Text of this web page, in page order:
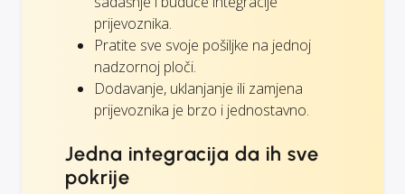
prijevoznika.
Pratite sve svoje pošiljke na jednoj
nadzornoj ploči.
Dodavanje, uklanjanje ili zamjena
prijevoznika je brzo i jednostavno.
Jedna integracija da ih sve
pokrije